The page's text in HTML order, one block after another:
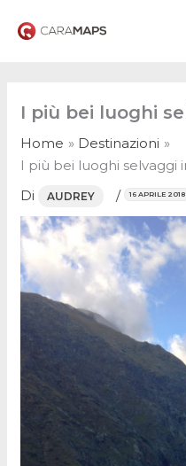
I più bei luoghi
Home
Destinazioni
I più bei luoghi selvaggi
Di
AUDREY / 16 APRILE 2018